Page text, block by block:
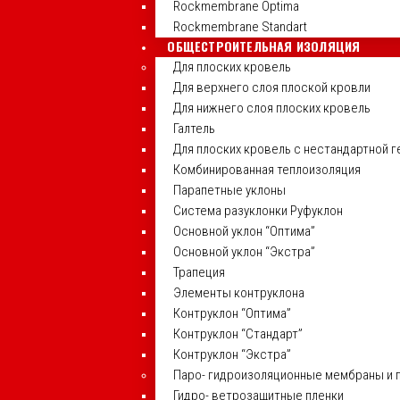
Rockmembrane Optima
Rockmembrane Standart
ОБЩЕСТРОИТЕЛЬНАЯ ИЗОЛЯЦИЯ
Для плоских кровель
Для верхнего слоя плоской кровли
Для нижнего слоя плоских кровель
Галтель
Для плоских кровель с нестандартной
Комбинированная теплоизоляция
Парапетные уклоны
Система разуклонки Руфуклон
Основной уклон “Оптима”
Основной уклон “Экстра”
Трапеция
Элементы контруклона
Контруклон “Оптима”
Контруклон “Стандарт”
Контруклон “Экстра”
Паро- гидроизоляционные мембраны и
Гидро- ветрозащитные пленки